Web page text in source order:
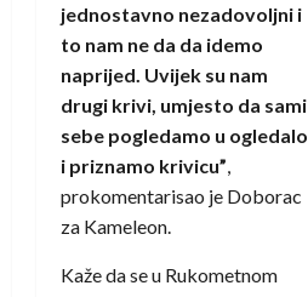
jednostavno nezadovoljni i
to nam ne da da idemo
naprijed. Uvijek su nam
drugi krivi, umjesto da sami
sebe pogledamo u ogledalo
i priznamo krivicu”,
prokomentarisao je Doborac
za Kameleon.
Kaže da se u Rukometnom